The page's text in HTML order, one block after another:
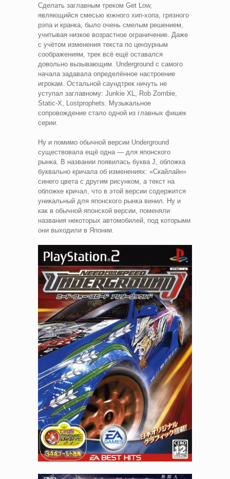
Сделать заглавным треком Get Low,
являющийся смесью южного хип-хопа, грязного
рэпа и кранка, было очень смелым решением,
учитывая низкое возрастное ограничение. Даже
с учётом изменения текста по цензурным
соображениям, трек всё ещё оставался
довольно вызывающим. Underground с самого
начала задавала определённое настроение
игрокам. Остальной саундтрек ничуть не
уступал заглавному: Junkie XL, Rob Zombie,
Static-X, Lostprophets. Музыкальное
сопровождение стало одной из главных фишек
серии.
Ну и помимо обычной версии Underground
существовала ещё одна — для японского
рынка. В названии появилась буква J, обложка
буквально кричала об изменениях: «Скайлайн»
синего цвета с другим рисунком, а текст на
обложке кричал, что в этой версии содержится
уникальный для японского рынка винил. Ну и
как в обычной японской версии, поменяли
названия некоторых автомобилей, под которыми
они выходили в Японии.